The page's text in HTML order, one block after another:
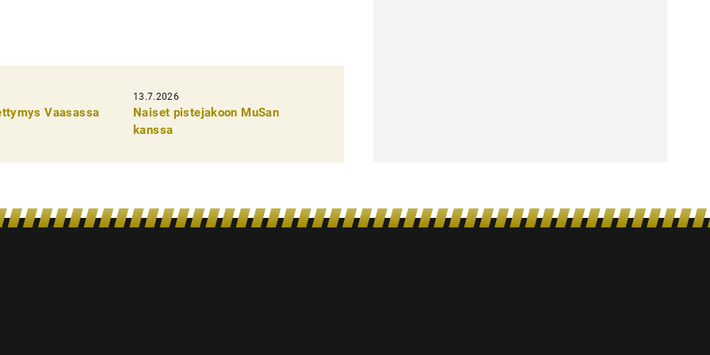
Vaasassa
13.7.2026
Naiset pistejakoon MuSan
kanssa